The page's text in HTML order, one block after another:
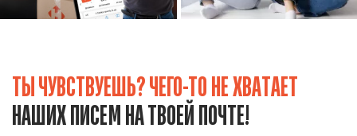
ТЫ ЧУВСТВУЕШЬ? ЧЕГО-ТО НЕ ХВАТАЕТ
НАШИХ ПИСЕМ НА ТВОЕЙ ПОЧТЕ!